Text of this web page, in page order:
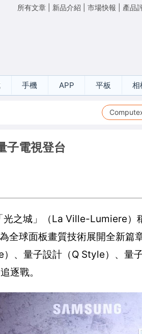
所有文章 新品介紹 市場快報 產品
手機 APP 平板 相
子電視登台
之城」（La Ville-Lumiere）
全球面板畫質技術展開全新
、量子設計（Q Style）、量
逐戰。